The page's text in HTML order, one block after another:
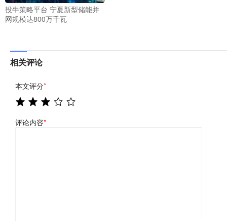
投牛策略平台 宁夏新型储能并
网规模达800万千瓦
相关评论
本文评分*
评论内容*